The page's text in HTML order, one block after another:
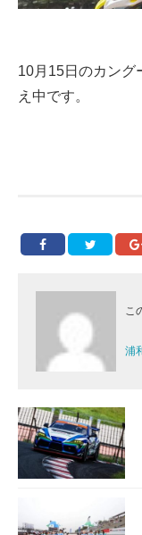
10月15日のカング
え中です。
こ
浦